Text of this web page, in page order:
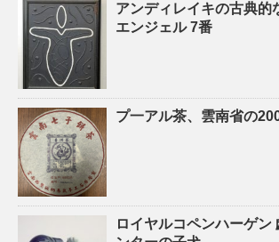
アンディレイキの古典
エンジェル 7番
プ一アル茶、雲南省の
ロイヤルコペンハーゲン